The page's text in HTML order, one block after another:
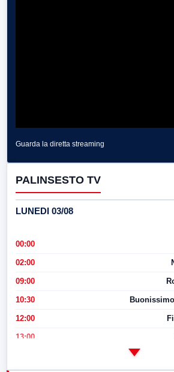
Guarda la diretta streaming
PALINSESTO TV
LUNEDI 03/08
00:00
02:00
09:00
10:30
12:00
13:00